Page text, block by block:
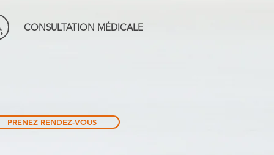
CONSULTATION MÉDICALE
PRENEZ RENDEZ-VOUS